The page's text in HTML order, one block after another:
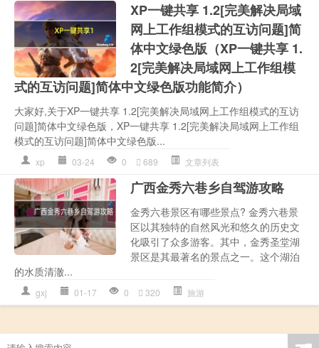
XP一键共享 1.2[完美解决局域
网上工作组模式的互访问题]简
体中文绿色版（XP一键共享 1.
2[完美解决局域网上工作组模
式的互访问题]简体中文绿色版功能简介）
大家好,关于XP一键共享 1.2[完美解决局域网上工作组模式的互访
问题]简体中文绿色版，XP一键共享 1.2[完美解决局域网上工作组
模式的互访问题]简体中文绿色版...
xp 03-24 0 689 文章列表
广西金秀六巷乡自驾游攻略
金秀六巷景区有哪些景点? 金秀六巷景
区以其独特的自然风光和悠久的历史文
化吸引了众多游客。其中，金秀圣堂湖
景区是其最著名的景点之一。这个湖泊
的水质清澈...
gxj 01-17 0 320 旅游